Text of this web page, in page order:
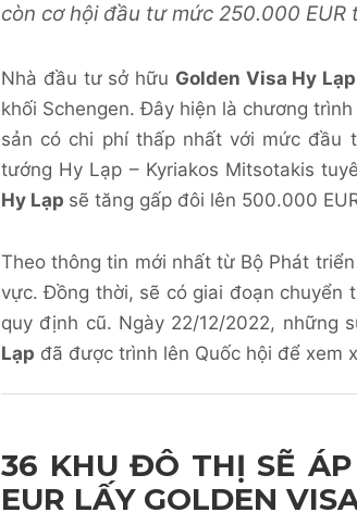
còn cơ hội đầu tư mức 250.000 EUR
Nhà đầu tư sở hữu Golden Visa Hy Lạp
khối Schengen. Đây hiện là chương trình
sản có chi phí thấp nhất với mức đầu
tướng Hy Lạp – Kyriakos Mitsotakis
Hy Lạp sẽ tăng gấp đôi lên 500.000
Theo thông tin mới nhất từ Bộ Phát
vực. Đồng thời, sẽ có giai đoạn
quy định cũ. Ngày 22/12/2022, những
Lạp đã được trình lên Quốc hội để xem
36 KHU ĐÔ THỊ SẼ
EUR LẤY GOLDEN